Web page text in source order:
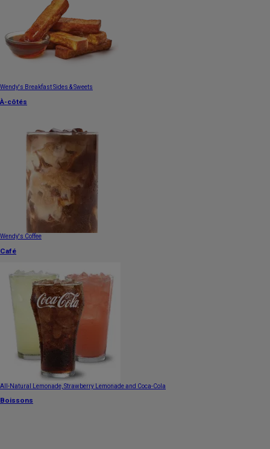
Wendy's Breakfast Sides & Sweets
À-côtés
Wendy's Coffee
Café
All-Natural Lemonade, Strawberry Lemonade and Coca-Cola
Boissons